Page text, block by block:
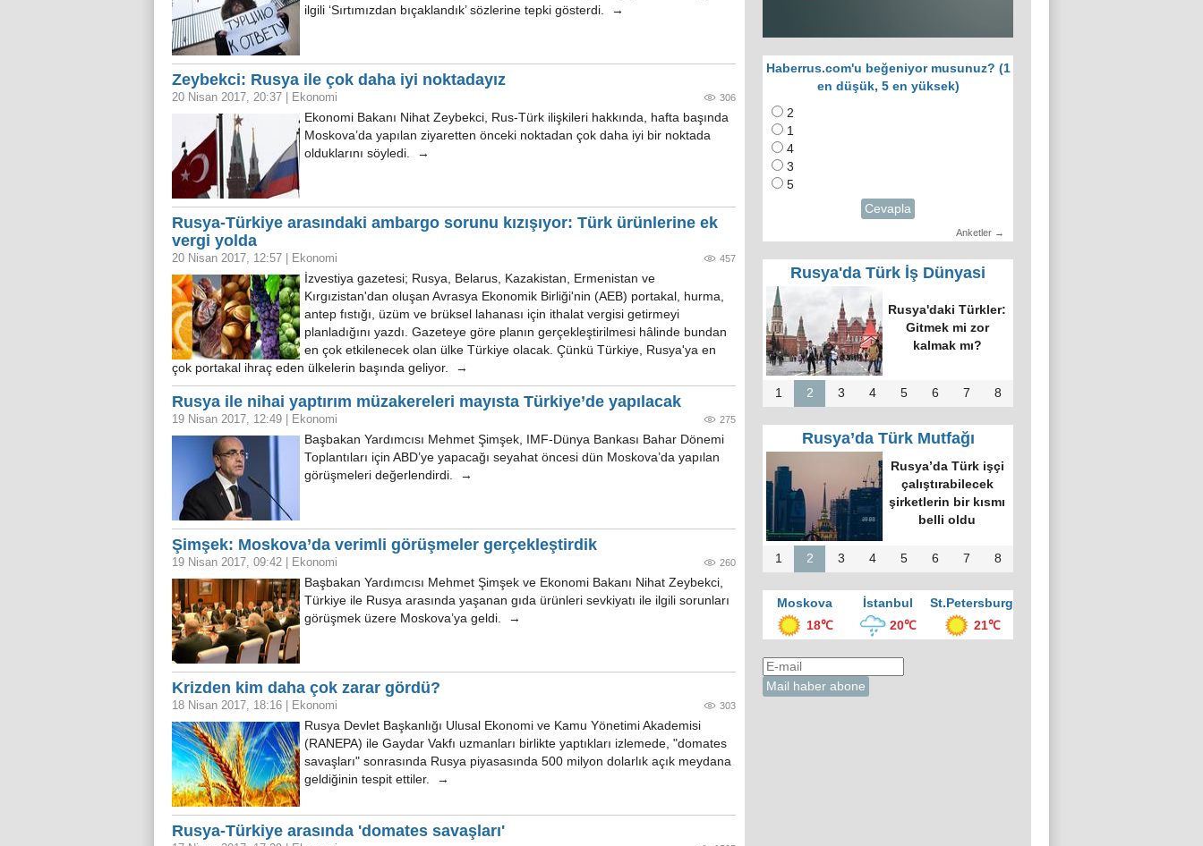
ilgili ‘Sırtımızdan bıçaklandık’ sözlerine tepki gösterdi. →
Zeybekci: Rusya ile çok daha iyi noktadayız
20 Nisan 2017, 20:37 Ekonomi 306
Ekonomi Bakanı Nihat Zeybekci, Rus-Türk ilişkileri hakkında, hafta başında
Moskova’da yapılan ziyaretten önceki noktadan çok daha iyi bir noktada
olduklarını söyledi. →
Rusya-Türkiye arasındaki ambargo sorunu kızışıyor: Türk ürünlerine ek
vergi yolda
20 Nisan 2017, 12:57 Ekonomi 457
İzvestiya gazetesi; Rusya, Belarus, Kazakistan, Ermenistan ve
Kırgızistan'dan oluşan Avrasya Ekonomik Birliği'nin (AEB) portakal, hurma,
antep fıstığı, üzüm ve brüksel lahanası için ithalat vergisi getirmeyi
planladığını yazdı. Gazeteye göre planın gerçekleştirilmesi hâlinde bundan
en çok etkilenecek olan ülke Türkiye olacak. Çünkü Türkiye, Rusya'ya en
çok portakal ihraç eden ülkelerin başında geliyor. →
Rusya ile nihai yaptırım müzakereleri mayısta Türkiye’de yapılacak
19 Nisan 2017, 12:49 Ekonomi 275
Başbakan Yardımcısı Mehmet Şimşek, IMF-Dünya Bankası Bahar Dönemi
Toplantıları için ABD’ye yapacağı seyahat öncesi dün Moskova’da yapılan
görüşmeleri değerlendirdi. →
Şimşek: Moskova’da verimli görüşmeler gerçekleştirdik
19 Nisan 2017, 09:42 Ekonomi 260
Başbakan Yardımcısı Mehmet Şimşek ve Ekonomi Bakanı Nihat Zeybekci,
Türkiye ile Rusya arasında yaşanan gıda ürünleri sevkiyatı ile ilgili sorunları
görüşmek üzere Moskova’ya geldi. →
Krizden kim daha çok zarar gördü?
18 Nisan 2017, 18:16 Ekonomi 303
Rusya Devlet Başkanlığı Ulusal Ekonomi ve Kamu Yönetimi Akademisi
(RANEPA) ile Gaydar Vakfı uzmanları birlikte yaptıkları izlemede, "domates
savaşları" sonrasında Rusya piyasasında 500 milyon dolarlık açık meydana
geldiğinin tespit ettiler. →
Rusya-Türkiye arasında 'domates savaşları'
Haberrus.com'u beğeniyor musunuz? (1
en düşük, 5 en yüksek)
2
1
4
3
5
Cevapla
Anketler →
Rusya'da Türk İş Dünyasi
Rusya'daki Türkler:
Gitmek mi zor
kalmak mı?
1 2 3 4 5 6 7 8
Rusya’da Türk Mutfağı
Rusya’da Türk işçi
çalıştırabilecek
şirketlerin bir kısmı
belli oldu
1 2 3 4 5 6 7 8
Moskova İstanbul
St.Petersburg
18℃
20℃ 21℃